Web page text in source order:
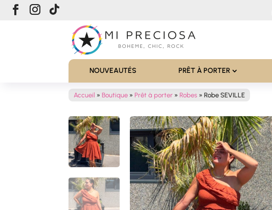
NOUVEAUTÉS PRÊT À PORTER
Accueil »Boutique »Prêt à porter »Robes »Robe SEVILLE